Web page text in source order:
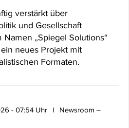
verstärkt über
und Gesellschaft
„Spiegel Solutions“
neues Projekt mit
Formaten.
- 07:54 Uhr
Newsroom –